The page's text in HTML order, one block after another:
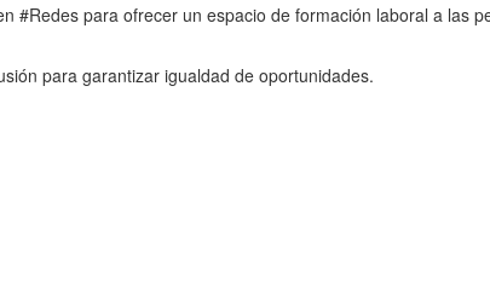
#Redes para ofrecer un espacio de formación laboral a las
para garantizar igualdad de oportunidades.